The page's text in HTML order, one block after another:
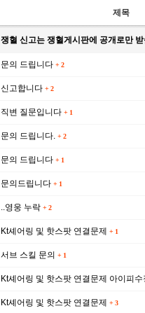
제목
쟁혈 신고는 쟁혈게시판에 공개로만
문의 드립니다 + 2
신고합니다 + 2
직변 질문입니다 + 1
문의 드립니다. + 2
문의 드립니다 + 1
문의드립니다 + 1
..영웅 누락 + 2
Kt셰어링 및 핫스팟 연결문제 + 1
서브 스킬 문의 + 1
Kt셰어링 및 핫스팟 연결문제 아이피수
Kt셰어링 및 핫스팟 연결문제 + 3